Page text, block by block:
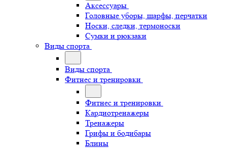
Аксессуары
Головные уборы, шарфы, перчатки
Носки, следки, термоноски
Сумки и рюкзаки
Виды спорта
Виды спорта
Фитнес и тренировки
Фитнес и тренировки
Кардиотренажеры
Тренажеры
Грифы и бодибары
Блины